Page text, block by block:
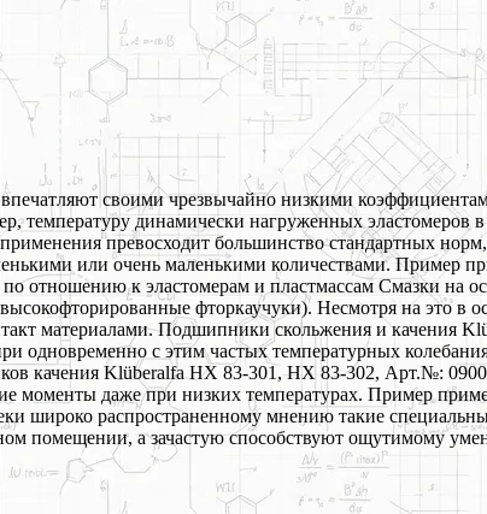
своими чрезвычайно низкими
температуру динамически нагруженных эластомеров
превосходит большинство стандартных
или очень маленькими количествами. Пример
отношению к эластомерам и пластмассам Смазки
фторкаучуки). Несмотря на это в
материалами. Подшипники скольжения и качения
одновременно с этим частых температурных
качения Klüberalfa HX 83-301, HX 83-302, Арт.№:
моменты даже при низких температурах. Пример
широко распространенному мнению такие
помещении, а зачастую способствуют ощутимому